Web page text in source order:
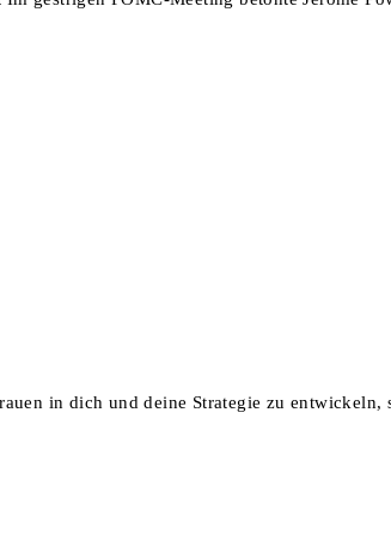
in dich und deine Strategie zu entwickeln,